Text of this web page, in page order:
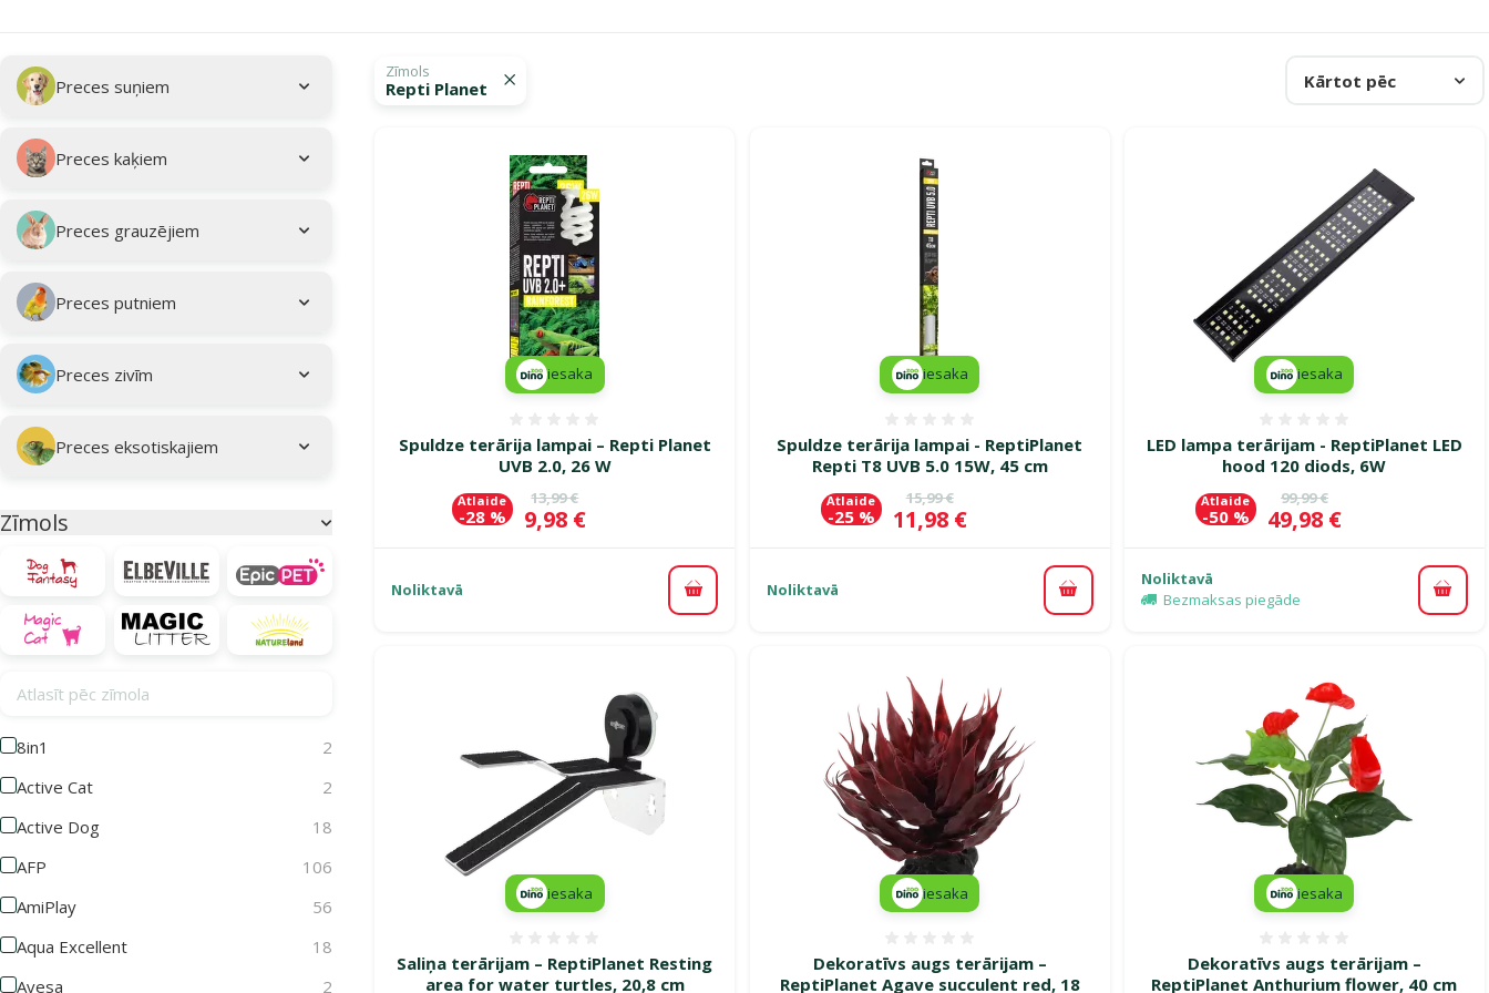
Apakškategorija
Preces suņiem
Preces kaķiem
Preces grauzējiem
Preces putniem
Preces zivīm
Preces eksotiskajiem
Parametriskais filtrs
Zīmols
Atlasīt pēc zīmola
8in1
2
Active Cat
2
Active Dog
18
AFP
106
AmiPlay
56
Aqua Excellent
18
Avesa
2
Atlasītie filtri
Zīmols
Repti Planet Kārtot pēc
Spuldze terārija lampai – Repti Planet
UVB 2.0, 26 W
Oriģinālā cena
13,99 €
Cena
9,98 €
Atlaide
-28 %
iesaka
Noliktavā Pievienot grozam
Spuldze terārija lampai - ReptiPlanet
Repti T8 UVB 5.0 15W, 45 cm
Oriģinālā cena
15,99 €
Cena
11,98 €
Atlaide
-25 %
iesaka
Noliktavā Pievienot grozam
LED lampa terārijam - ReptiPlanet LED
hood 120 diods, 6W
Oriģinālā cena
99,99 €
Cena
49,98 €
Atlaide
-50 %
iesaka
Noliktavā
Bezmaksas piegāde
Saliņa terārijam – ReptiPlanet Resting
area for water turtles, 20,8 cm
iesaka
Dekoratīvs augs terārijam –
ReptiPlanet Agave succulent red, 18
iesaka
Dekoratīvs augs terārijam –
ReptiPlanet Anthurium flower, 40 cm
iesaka